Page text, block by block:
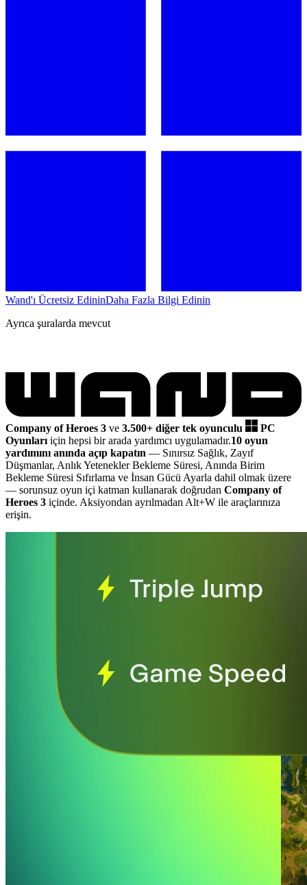
Wand'ı Ücretsiz EdininDaha Fazla Bilgi Edinin
Ayrıca şuralarda mevcut
Company of Heroes 3 ve 3.500+ diğer tek oyunculu
PC
Oyunları için hepsi bir arada yardımcı uygulamadır.10 oyun
yardımını anında açıp kapatın — Sınırsız Sağlık, Zayıf
Düşmanlar, Anlık Yetenekler Bekleme Süresi, Anında Birim
Bekleme Süresi Sıfırlama ve İnsan Gücü Ayarla dahil olmak üzere
— sorunsuz oyun içi katman kullanarak doğrudan Company of
Heroes 3 içinde. Aksiyondan ayrılmadan Alt+W ile araçlarınıza
erişin.